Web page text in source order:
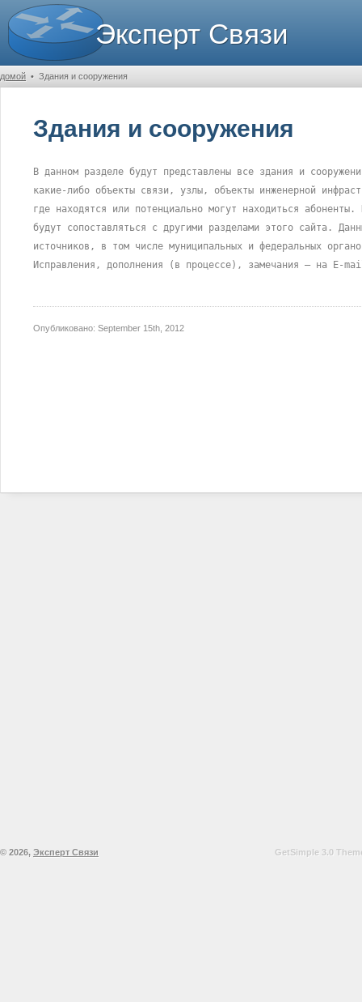
Эксперт Связи
домой • Здания и сооружения
Здания и сооружения
В данном разделе будут представлены все здания и
какие-либо объекты связи, узлы, объекты инженерной
где находятся или потенциально могут находиться
будут сопоставляться с другими разделами этого сайта.
источников, в том числе муниципальных и федеральных
Исправления, дополнения (в процессе), замечания – на
Опубликовано: September 15th, 2012
© 2026, Эксперт Связи GetSimple 3.0